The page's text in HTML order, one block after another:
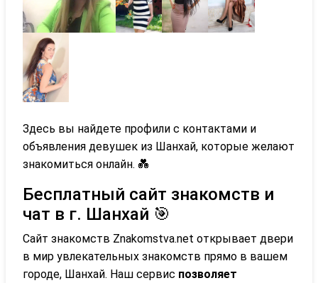
Здесь вы найдете профили с контактами и
объявления девушек из Шанхай, которые желают
знакомиться онлайн. 💑
Бесплатный сайт знакомств и
чат в г. Шанхай 🎯
Сайт знакомств Znakomstva.net открывает двери
в мир увлекательных знакомств прямо в вашем
городе, Шанхай. Наш сервис позволяет